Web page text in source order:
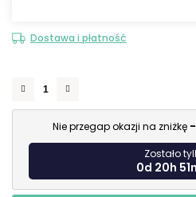
Dostawa i płatność
Nie przegap okazji na zniżkę
Zostało
0d 20h